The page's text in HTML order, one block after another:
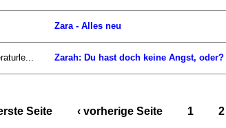
Zara - Alles neu
Zarah: Du hast doch keine Angst, oder?
Seite ‹ vorherige Seite 1 2